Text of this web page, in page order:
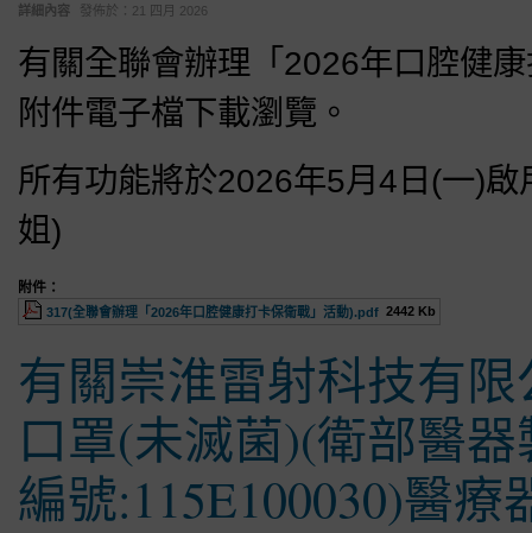
詳細內容 發佈於： 21 四月 2026
有關全聯會辦理「2026年口腔健
附件電子檔下載瀏覽。
所有功能將於2026年5月4日(一)
姐)
附件：
317(全聯會辦理「2026年口腔健康打卡保衛戰」活動).pdf 2442 Kb
有關崇淮雷射科技有
口罩(未滅菌)(衛部醫
編號:115E100030)醫